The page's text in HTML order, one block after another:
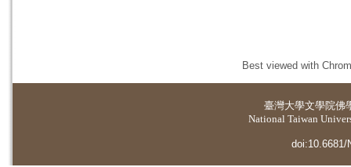
Best viewed with
臺灣大學文學院佛
National Taiwan
doi:10.6681/